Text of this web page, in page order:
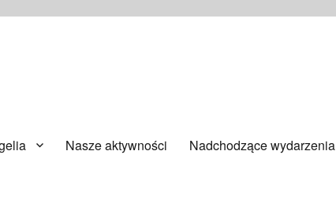
Nasze aktywności Nadchodzące wydarzenia